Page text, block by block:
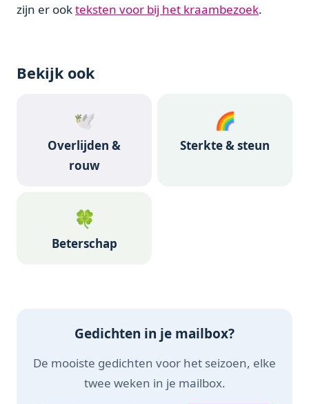
zijn er ookteksten voor bij het kraambezoek.
Bekijk ook
🕊️
Overlijden &
rouw
🌈
Sterkte & steun
🍀
Beterschap
Gedichten in je mailbox?
De mooiste gedichten voor het seizoen, elke
twee weken in je mailbox.